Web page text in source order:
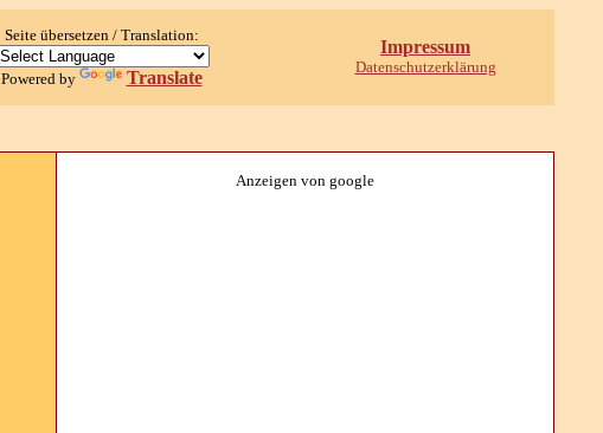
Seite übersetzen / Translation:
Powered by Translate
Impressum
Datenschutzerklärung
Anzeigen von google